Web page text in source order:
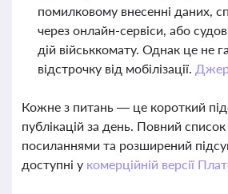
помилковому внесенні даних,
через онлайн-сервіси, або
дій військкомату. Однак це не
відстрочку від мобілізації.
Кожне з питань — це короткий
публікацій за день. Повний
посиланнями та розширений
доступні у комерційній версії